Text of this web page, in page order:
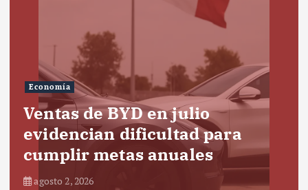
Economía
Ventas de BYD en julio
evidencian dificultad para
cumplir metas anuales
agosto 2, 2026